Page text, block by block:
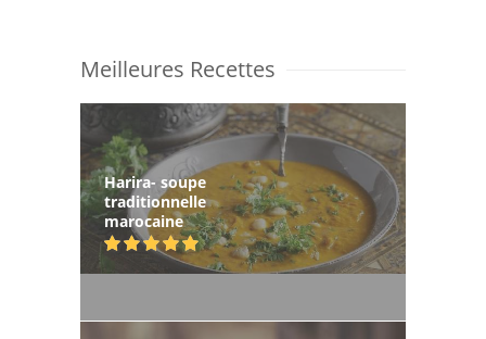
Meilleures Recettes
Harira- soupe
traditionnelle
marocaine